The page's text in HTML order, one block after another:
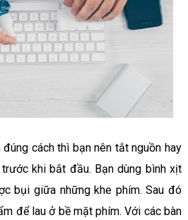
cách thì bạn nên tắt nguồn hay
khi bắt đầu. Bạn dùng bình xịt
bụi giữa những khe phím. Sau đó
để lau ở bề mặt phím. Với các bàn